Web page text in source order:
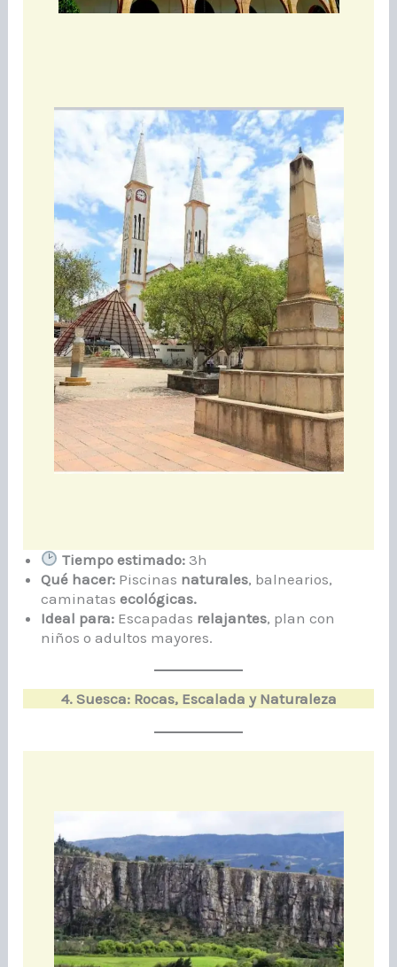
Tiempo estimado: 3h
Qué hacer: Piscinas naturales, balnearios,
caminatasecológicas.
Ideal para: Escapadas relajantes, plan con
niños o adultos mayores.
4. Suesca: Rocas, Escalada y Naturaleza